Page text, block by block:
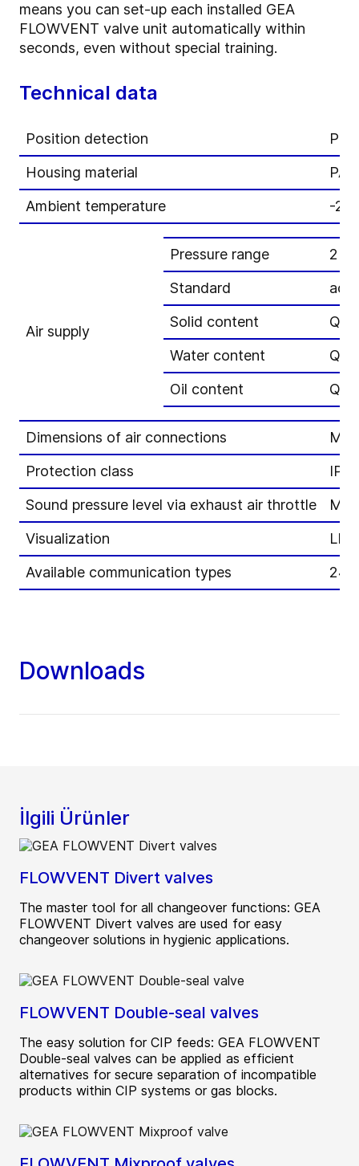
means you can set-up each installed GEA
FLOWVENT valve unit automatically within
seconds, even without special training.
Technical data
Position detection
Housing material
Ambient temperature
-20
Air supply
Pressure range
2 to
Standard
Solid content
Water content
Oil content
Dimensions of air connections
Protection class
Sound pressure level via exhaust air throttle
Visualization
Available communication types
24
Downloads
İlgili Ürünler
FLOWVENT Divert valves
The master tool for all changeover functions: GEA
FLOWVENT Divert valves are used for easy
changeover solutions in hygienic applications.
FLOWVENT Double-seal valves
The easy solution for CIP feeds: GEA FLOWVENT
Double-seal valves can be applied as efficient
alternatives for secure separation of incompatible
products within CIP systems or gas blocks.